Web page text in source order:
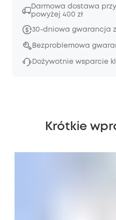
Darmowa dostawa
powyżej 400 zł
30-dniowa gwarancja
Bezproblemowa
Dożywotnie wsparcie
Krótkie